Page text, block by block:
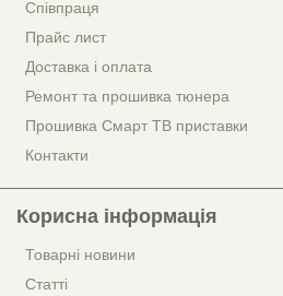
Співпраця
Прайс лист
Доставка і оплата
Ремонт та прошивка тюнера
Прошивка Смарт ТВ приставки
Контакти
Корисна інформація
Товарні новини
Статті